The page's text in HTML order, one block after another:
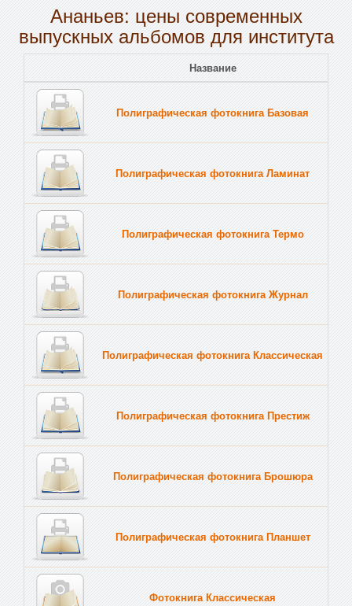
Ананьев: цены современных
выпускных альбомов для института
Название
Полиграфическая фотокнига Базовая
Полиграфическая фотокнига Ламинат
Полиграфическая фотокнига Термо
Полиграфическая фотокнига Журнал
Полиграфическая фотокнига Классическая
Полиграфическая фотокнига Престиж
Полиграфическая фотокнига Брошюра
Полиграфическая фотокнига Планшет
Фотокнига Классическая